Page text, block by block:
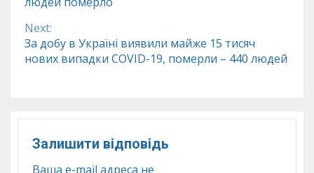
Next:
За добу в Україні виявили майже 15 тисяч
нових випадки COVID-19, померли – 440 людей
Залишити відповідь
Ваша e-mail адреса не